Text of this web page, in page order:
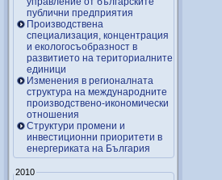
публични предприятия
Производствена
специализация, концентрация
и екологосъобразност в
развитието на териториалните
единици
Изменения в регионалната
структура на международните
производствено-икономически
отношения
Структури промени и
инвестиционни приоритети в
енергериката на България
2010